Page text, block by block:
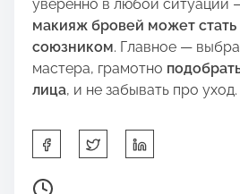
уверенно в любой ситуации
макияж бровей может
союзником. Главное —
мастера, грамотно
лица, и не забывать про уход.
h
a
P